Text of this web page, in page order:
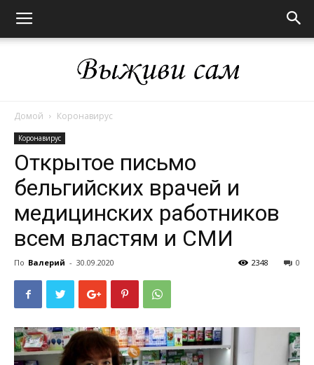
сам
Домой Коронавирус
Коронавирус
Открытое письмо
бельгийских врачей и
медицинских работников
всем властям и СМИ
По Валерий - 30.09.2020 0
2348